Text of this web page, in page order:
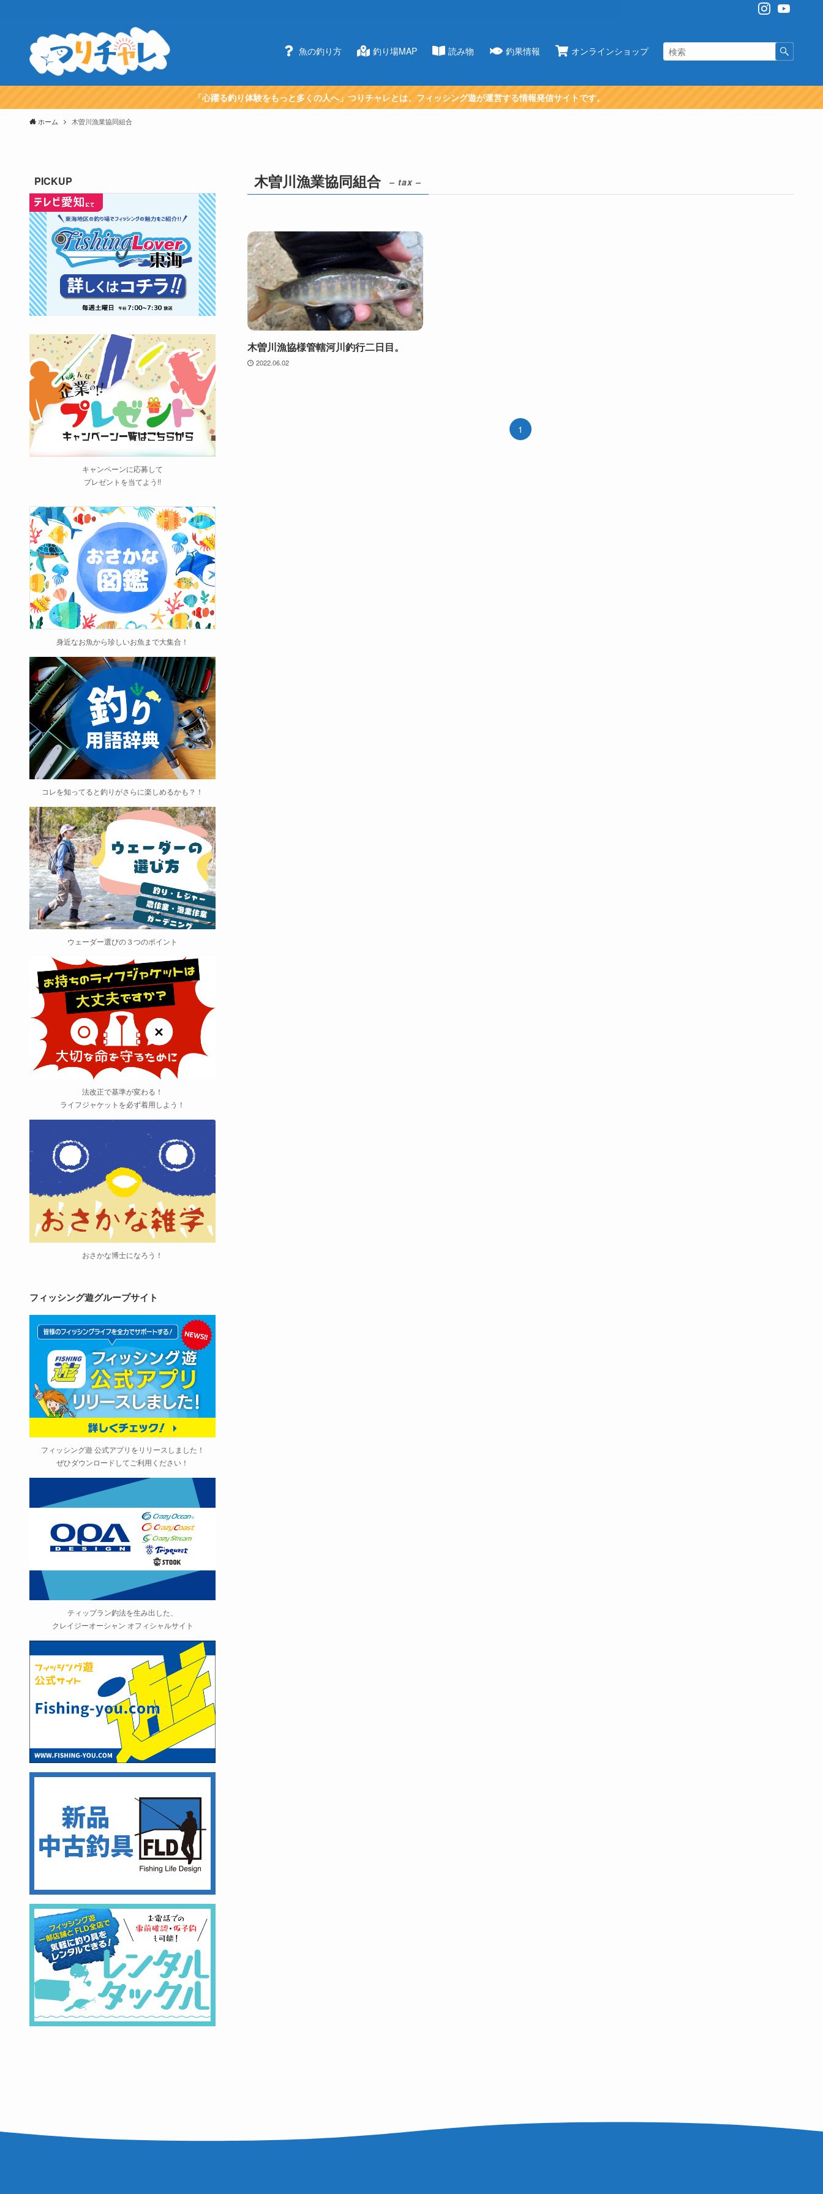
魚の釣り方 釣り場MAP 読み物 釣果情報 オンラインショップ
「心躍る釣り体験をもっと多くの人へ」つりチャレとは、フィッシング遊が運営する情報発信サイトです。
ホーム 木曽川漁業協同組合
木曽川漁業協同組合 – tax –
木曽川漁協様管轄河川釣行二日目。
2022.06.02
1
PICKUP
キャンペーンに応募して
プレゼントを当てよう!!
身近なお魚から珍しいお魚まで大集合！
コレを知ってると釣りがさらに楽しめるかも？！
ウェーダー選びの３つのポイント
法改正で基準が変わる！
ライフジャケットを必ず着用しよう！
おさかな博士になろう！
フィッシング遊グループサイト
フィッシング遊 公式アプリをリリースしました！
ぜひダウンロードしてご利用ください！
ティップラン釣法を生み出した、
クレイジーオーシャン オフィシャルサイト